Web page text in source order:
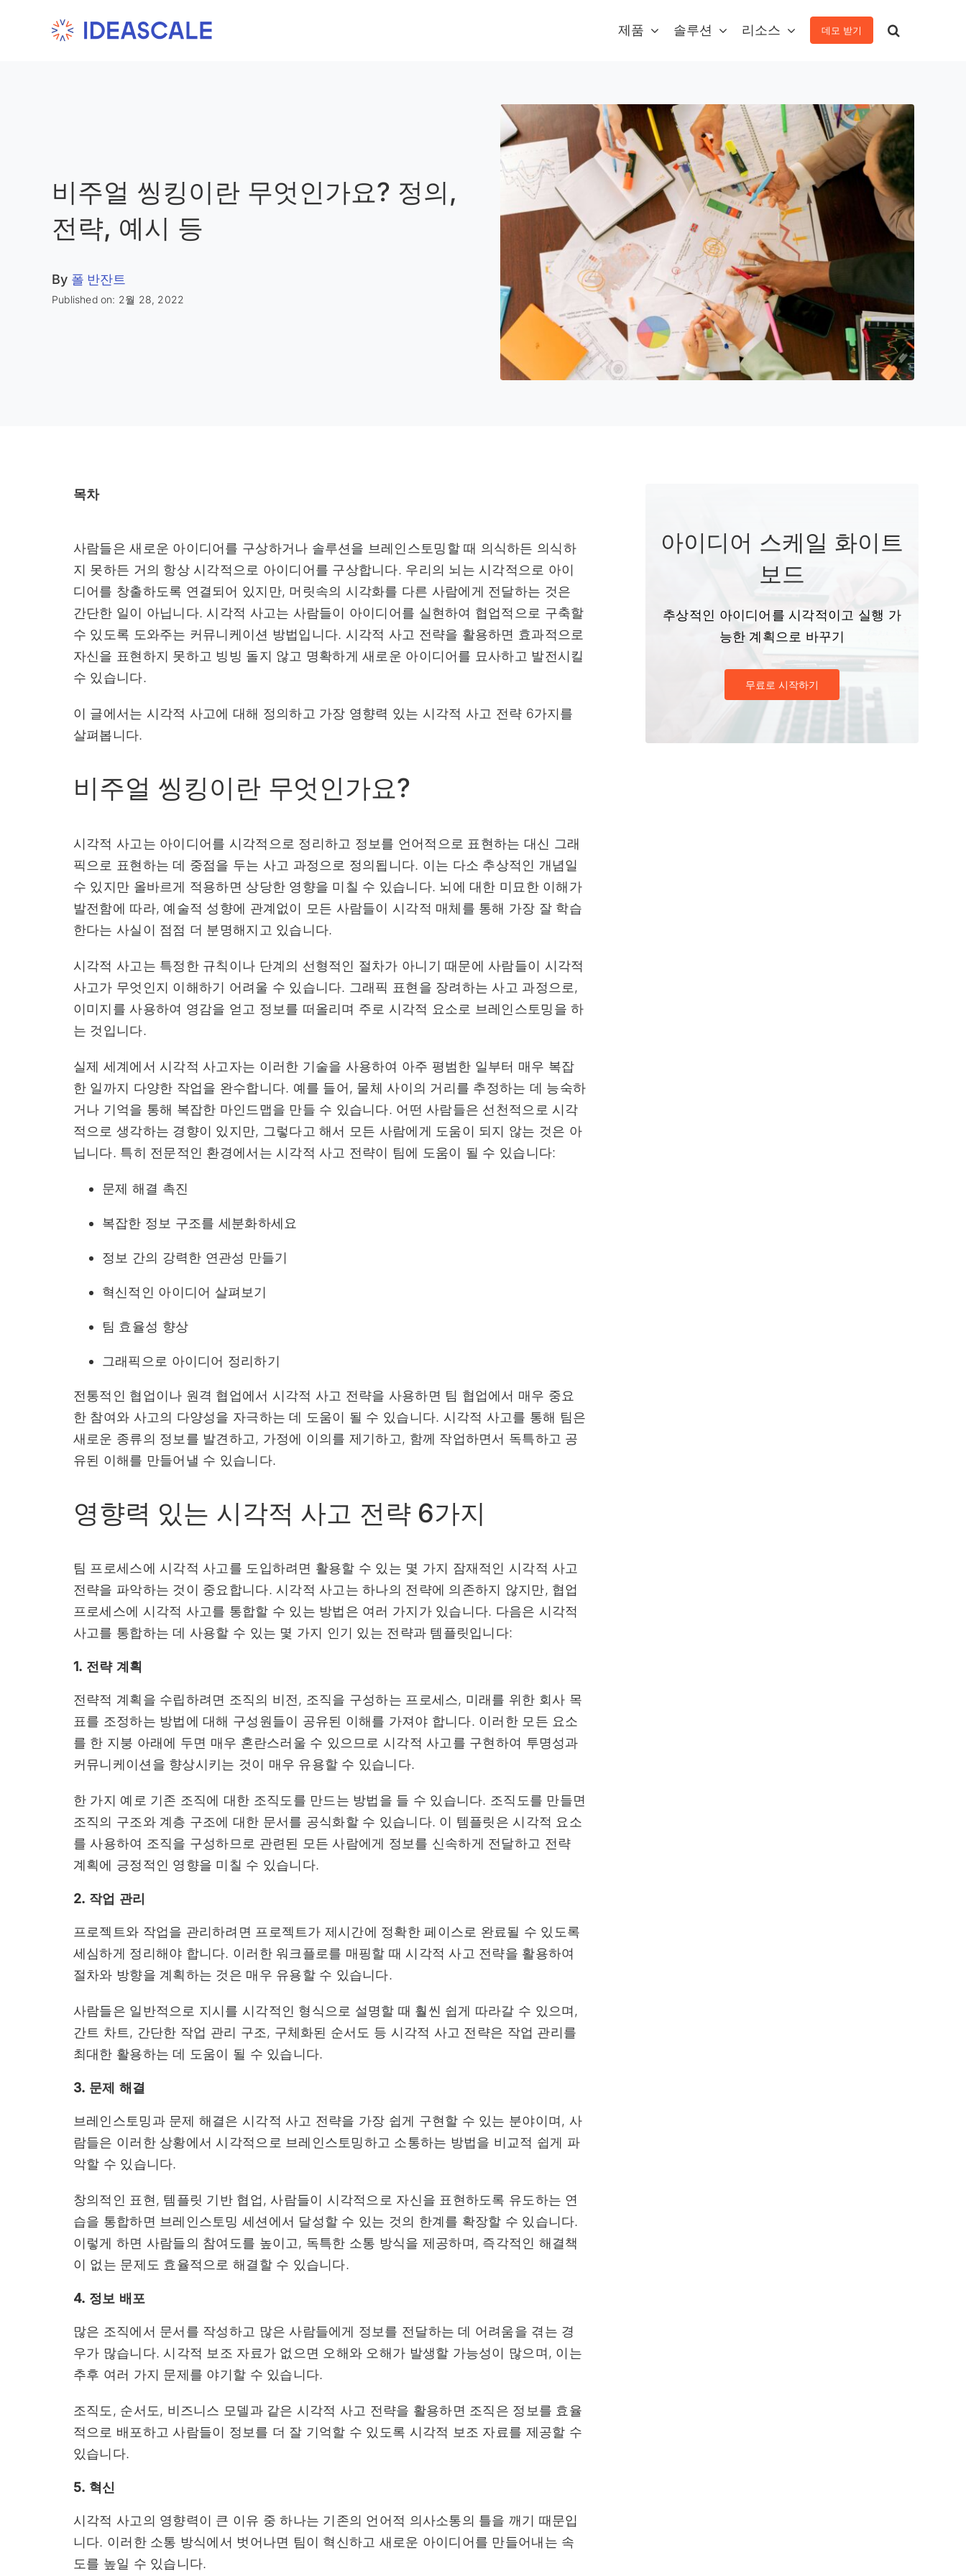
제품 솔루션 리소스 데모 받기
비주얼 씽킹이란 무엇인가요? 정의,
전략, 예시 등
By 폴 반잔트
Published on: 2월 28, 2022
목차
사람들은 새로운 아이디어를 구상하거나 솔루션을 브레인스토밍할 때 의식하든 의식하
지 못하든 거의 항상 시각적으로 아이디어를 구상합니다. 우리의 뇌는 시각적으로 아이
디어를 창출하도록 연결되어 있지만, 머릿속의 시각화를 다른 사람에게 전달하는 것은
간단한 일이 아닙니다. 시각적 사고는 사람들이 아이디어를 실현하여 협업적으로 구축할
수 있도록 도와주는 커뮤니케이션 방법입니다. 시각적 사고 전략을 활용하면 효과적으로
자신을 표현하지 못하고 빙빙 돌지 않고 명확하게 새로운 아이디어를 묘사하고 발전시킬
수 있습니다.
이 글에서는 시각적 사고에 대해 정의하고 가장 영향력 있는 시각적 사고 전략 6가지를
살펴봅니다.
비주얼 씽킹이란 무엇인가요?
시각적 사고는 아이디어를 시각적으로 정리하고 정보를 언어적으로 표현하는 대신 그래
픽으로 표현하는 데 중점을 두는 사고 과정으로 정의됩니다. 이는 다소 추상적인 개념일
수 있지만 올바르게 적용하면 상당한 영향을 미칠 수 있습니다. 뇌에 대한 미묘한 이해가
발전함에 따라, 예술적 성향에 관계없이 모든 사람들이 시각적 매체를 통해 가장 잘 학습
한다는 사실이 점점 더 분명해지고 있습니다.
시각적 사고는 특정한 규칙이나 단계의 선형적인 절차가 아니기 때문에 사람들이 시각적
사고가 무엇인지 이해하기 어려울 수 있습니다. 그래픽 표현을 장려하는 사고 과정으로,
이미지를 사용하여 영감을 얻고 정보를 떠올리며 주로 시각적 요소로 브레인스토밍을 하
는 것입니다.
실제 세계에서 시각적 사고자는 이러한 기술을 사용하여 아주 평범한 일부터 매우 복잡
한 일까지 다양한 작업을 완수합니다. 예를 들어, 물체 사이의 거리를 추정하는 데 능숙하
거나 기억을 통해 복잡한 마인드맵을 만들 수 있습니다. 어떤 사람들은 선천적으로 시각
적으로 생각하는 경향이 있지만, 그렇다고 해서 모든 사람에게 도움이 되지 않는 것은 아
닙니다. 특히 전문적인 환경에서는 시각적 사고 전략이 팀에 도움이 될 수 있습니다:
문제 해결 촉진
복잡한 정보 구조를 세분화하세요
정보 간의 강력한 연관성 만들기
혁신적인 아이디어 살펴보기
팀 효율성 향상
그래픽으로 아이디어 정리하기
전통적인 협업이나 원격 협업에서 시각적 사고 전략을 사용하면 팀 협업에서 매우 중요
한 참여와 사고의 다양성을 자극하는 데 도움이 될 수 있습니다. 시각적 사고를 통해 팀은
새로운 종류의 정보를 발견하고, 가정에 이의를 제기하고, 함께 작업하면서 독특하고 공
유된 이해를 만들어낼 수 있습니다.
영향력 있는 시각적 사고 전략 6가지
팀 프로세스에 시각적 사고를 도입하려면 활용할 수 있는 몇 가지 잠재적인 시각적 사고
전략을 파악하는 것이 중요합니다. 시각적 사고는 하나의 전략에 의존하지 않지만, 협업
프로세스에 시각적 사고를 통합할 수 있는 방법은 여러 가지가 있습니다. 다음은 시각적
사고를 통합하는 데 사용할 수 있는 몇 가지 인기 있는 전략과 템플릿입니다:
1. 전략 계획
전략적 계획을 수립하려면 조직의 비전, 조직을 구성하는 프로세스, 미래를 위한 회사 목
표를 조정하는 방법에 대해 구성원들이 공유된 이해를 가져야 합니다. 이러한 모든 요소
를 한 지붕 아래에 두면 매우 혼란스러울 수 있으므로 시각적 사고를 구현하여 투명성과
커뮤니케이션을 향상시키는 것이 매우 유용할 수 있습니다.
한 가지 예로 기존 조직에 대한 조직도를 만드는 방법을 들 수 있습니다. 조직도를 만들면
조직의 구조와 계층 구조에 대한 문서를 공식화할 수 있습니다. 이 템플릿은 시각적 요소
를 사용하여 조직을 구성하므로 관련된 모든 사람에게 정보를 신속하게 전달하고 전략
계획에 긍정적인 영향을 미칠 수 있습니다.
2. 작업 관리
프로젝트와 작업을 관리하려면 프로젝트가 제시간에 정확한 페이스로 완료될 수 있도록
세심하게 정리해야 합니다. 이러한 워크플로를 매핑할 때 시각적 사고 전략을 활용하여
절차와 방향을 계획하는 것은 매우 유용할 수 있습니다.
사람들은 일반적으로 지시를 시각적인 형식으로 설명할 때 훨씬 쉽게 따라갈 수 있으며,
간트 차트, 간단한 작업 관리 구조, 구체화된 순서도 등 시각적 사고 전략은 작업 관리를
최대한 활용하는 데 도움이 될 수 있습니다.
3. 문제 해결
브레인스토밍과 문제 해결은 시각적 사고 전략을 가장 쉽게 구현할 수 있는 분야이며, 사
람들은 이러한 상황에서 시각적으로 브레인스토밍하고 소통하는 방법을 비교적 쉽게 파
악할 수 있습니다.
창의적인 표현, 템플릿 기반 협업, 사람들이 시각적으로 자신을 표현하도록 유도하는 연
습을 통합하면 브레인스토밍 세션에서 달성할 수 있는 것의 한계를 확장할 수 있습니다.
이렇게 하면 사람들의 참여도를 높이고, 독특한 소통 방식을 제공하며, 즉각적인 해결책
이 없는 문제도 효율적으로 해결할 수 있습니다.
4. 정보 배포
많은 조직에서 문서를 작성하고 많은 사람들에게 정보를 전달하는 데 어려움을 겪는 경
우가 많습니다. 시각적 보조 자료가 없으면 오해와 오해가 발생할 가능성이 많으며, 이는
추후 여러 가지 문제를 야기할 수 있습니다.
조직도, 순서도, 비즈니스 모델과 같은 시각적 사고 전략을 활용하면 조직은 정보를 효율
적으로 배포하고 사람들이 정보를 더 잘 기억할 수 있도록 시각적 보조 자료를 제공할 수
있습니다.
5. 혁신
시각적 사고의 영향력이 큰 이유 중 하나는 기존의 언어적 의사소통의 틀을 깨기 때문입
니다. 이러한 소통 방식에서 벗어나면 팀이 혁신하고 새로운 아이디어를 만들어내는 속
도를 높일 수 있습니다.
아이디어 스케일 화이트
보드
추상적인 아이디어를 시각적이고 실행 가
능한 계획으로 바꾸기
무료로 시작하기